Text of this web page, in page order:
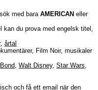
med bara AMERICAN eller
du prova med engelsk titel,
, årtal
Film Noir, musikaler
, Walt Disney, Star Wars,
och få ett email när den